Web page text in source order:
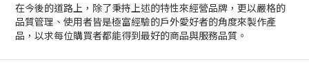
在今後的道路上，除了秉持上述的特性來經營品牌，更以嚴格的
品質管理、使用者皆是極富經驗的戶外愛好者的角度來製作產
品，以求每位購買者都能得到最好的商品與服務品質。